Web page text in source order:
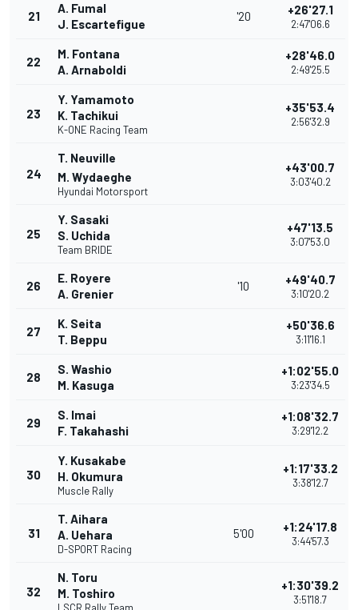
21
A. Fumal
J. Escartefigue
'20 +26'27.1
2:47'06.6
22
M. Fontana
A. Arnaboldi
+28'46.0
2:49'25.5
23
Y. Yamamoto
K. Tachikui
K-ONE Racing Team
+35'53.4
2:56'32.9
24
T. Neuville
M. Wydaeghe
Hyundai Motorsport
+43'00.7
3:03'40.2
25
Y. Sasaki
S. Uchida
Team BRIDE
+47'13.5
3:07'53.0
26
E. Royere
A. Grenier
'10 +49'40.7
3:10'20.2
27
K. Seita
T. Beppu
+50'36.6
3:11'16.1
28
S. Washio
M. Kasuga
+1:02'55.0
3:23'34.5
29
S. Imai
F. Takahashi
+1:08'32.7
3:29'12.2
30
Y. Kusakabe
H. Okumura
Muscle Rally
+1:17'33.2
3:38'12.7
31
T. Aihara
A. Uehara
D-SPORT Racing
5'00 +1:24'17.8
3:44'57.3
32
N. Toru
M. Toshiro
+1:30'39.2
3:51'18.7